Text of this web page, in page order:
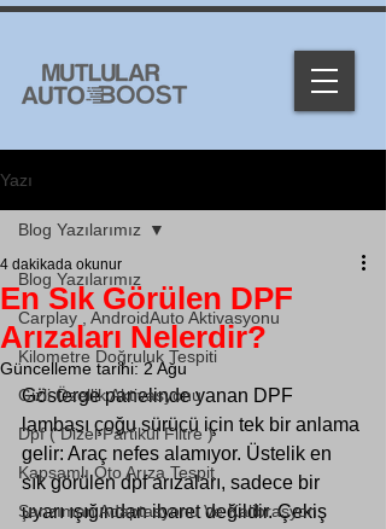
Yazı
Blog Yazılarımız
Carplay , AndroidAuto Aktivasyonu
Kilometre Doğruluk Tespiti
Gizli Özellik Aktivasyonu
Dpf ( Dizel Partikül Filtre )
Kapsamlı Oto Arıza Tespit
Şanzıman Adaptasyonu Ve Kalibrasyon
Blog Yazılarımız
En Sık Görülen DPF
Arızaları Nelerdir?
4 dakikada okunur
Güncelleme tarihi:2 Ağu
Gösterge panelinde yanan DPF
lambası çoğu sürücü için tek bir anlama
gelir: Araç nefes alamıyor. Üstelik en
sık görülen dpf arızaları, sadece bir
uyarı ışığından ibaret değildir. Çekiş